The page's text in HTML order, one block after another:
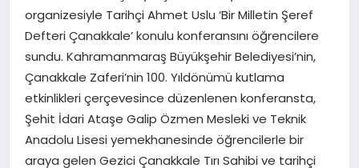
SAĞLIK
GENEL
SPOR
İLÇE HABERLERI
organizesiyle Tarihçi Ahmet Uslu ‘Bir Milletin Şeref
Defteri Çanakkale’ konulu konferansını öğrencilere
sundu. Kahramanmaraş Büyükşehir Belediyesi’nin,
Çanakkale Zaferi’nin 100. Yıldönümü kutlama
etkinlikleri çerçevesince düzenlenen konferansta,
Şehit İdari Ataşe Galip Özmen Mesleki ve Teknik
Anadolu Lisesi yemekhanesinde öğrencilerle bir
araya gelen Gezici Çanakkale Tırı Sahibi ve tarihçi